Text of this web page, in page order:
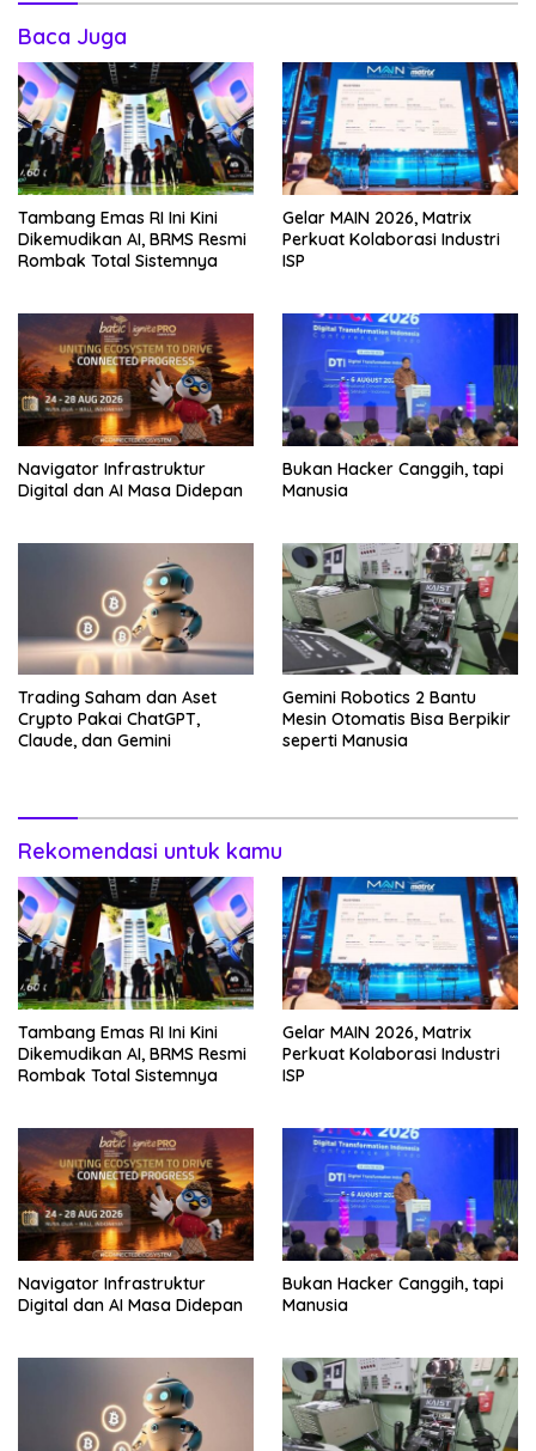
Baca Juga
Tambang Emas RI Ini Kini
Dikemudikan AI, BRMS Resmi
Rombak Total Sistemnya
Gelar MAIN 2026, Matrix
Perkuat Kolaborasi Industri
ISP
Navigator Infrastruktur
Digital dan AI Masa Didepan
Bukan Hacker Canggih, tapi
Manusia
Trading Saham dan Aset
Crypto Pakai ChatGPT,
Claude, dan Gemini
Gemini Robotics 2 Bantu
Mesin Otomatis Bisa Berpikir
seperti Manusia
Rekomendasi untuk kamu
Tambang Emas RI Ini Kini
Dikemudikan AI, BRMS Resmi
Rombak Total Sistemnya
Gelar MAIN 2026, Matrix
Perkuat Kolaborasi Industri
ISP
Navigator Infrastruktur
Digital dan AI Masa Didepan
Bukan Hacker Canggih, tapi
Manusia